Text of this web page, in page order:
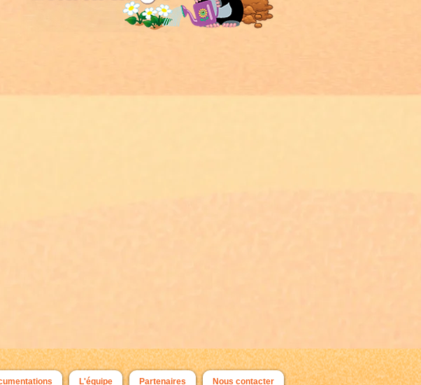
L'équipe Partenaires Nous contacter